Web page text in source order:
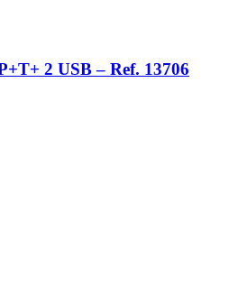
2 USB – Ref. 13706